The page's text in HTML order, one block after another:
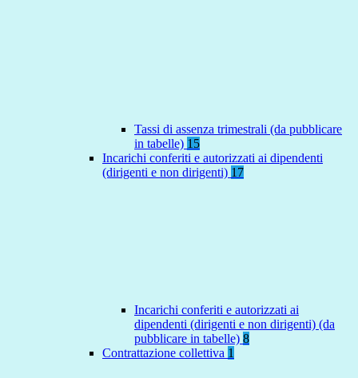
Tassi di assenza trimestrali (da pubblicare
in tabelle) 15
Incarichi conferiti e autorizzati ai dipendenti
(dirigenti e non dirigenti) 17
Incarichi conferiti e autorizzati ai
dipendenti (dirigenti e non dirigenti) (da
pubblicare in tabelle) 8
Contrattazione collettiva 1